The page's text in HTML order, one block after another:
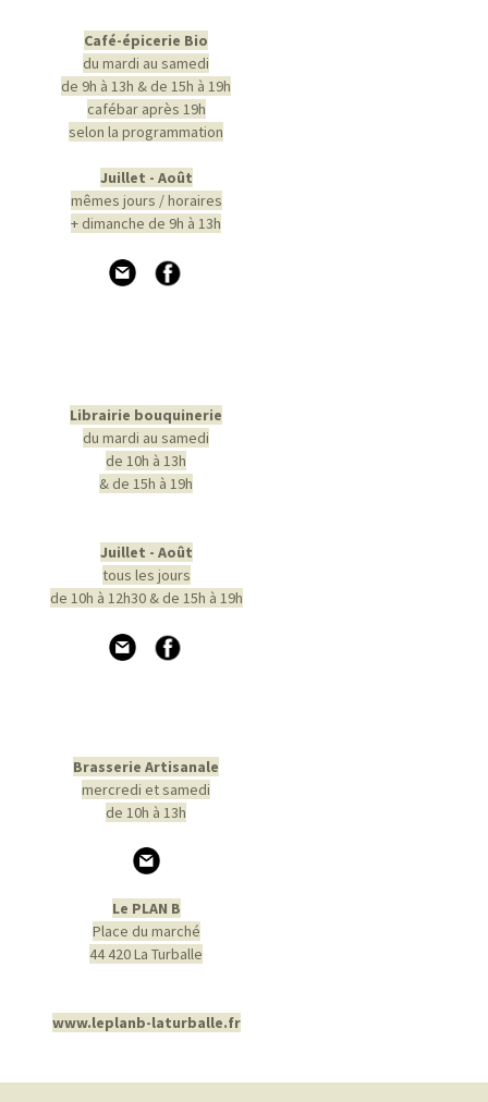
Café-épicerie Bio
du mardi au samedi
de 9h à 13h & de 15h à 19h
cafébar après 19h
selon la programmation
Juillet - Août
mêmes jours / horaires
+ dimanche de 9h à 13h
Librairie bouquinerie
du mardi au samedi
de 10h à 13h
& de 15h à 19h
Juillet - Août
tous les jours
de 10h à 12h30 & de 15h à 19h
Brasserie Artisanale
mercredi et samedi
de 10h à 13h
Le PLAN B
Place du marché
44 420 La Turballe
www.leplanb-laturballe.fr